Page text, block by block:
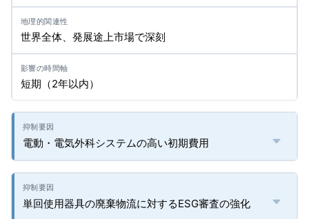
世界全体、発展途上市場で深刻
短期（2年以内）
電動・電気外科システムの高い初期費用
単回使用器具の廃棄物流に対するESG審査の強化